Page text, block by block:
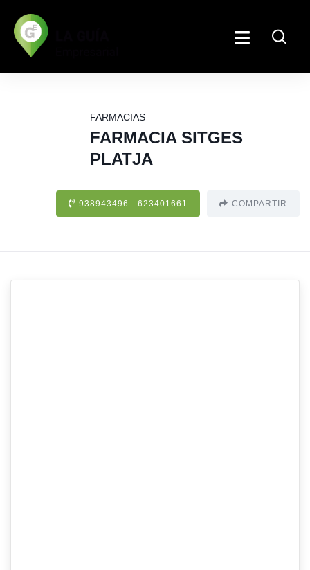
FARMACIAS
FARMACIA SITGES
PLATJA
938943496 - 623401661 COMPARTIR